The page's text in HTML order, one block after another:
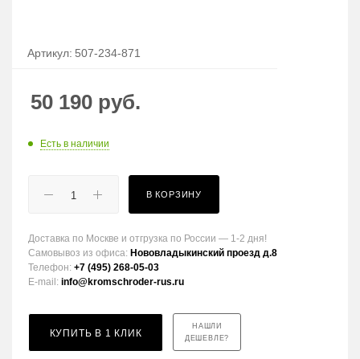
Артикул: 507-234-871
50 190 руб.
Есть в наличии
В КОРЗИНУ
Доставка по Москве и отгрузка по России — 1-2 дня!
Самовывоз из офиса: Нововладыкинский проезд д.8
Телефон: +7 (495) 268-05-03
E-mail: info@kromschroder-rus.ru
КУПИТЬ В 1 КЛИК
НАШЛИ
ДЕШЕВЛЕ?